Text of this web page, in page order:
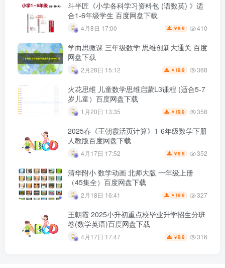
斗半匠《小学各科学习资料包 (语数英) 》适
合1-6年级学生 百度网盘下载
4月8日 17:00 ￥9.9 410
学而思微课 三年级数学 思维创新大通关 百度
网盘下载
2月28日 15:12 ￥ 19.9 368
火花思维 儿童数学思维启蒙L3课程 (适合5-7
岁儿童）百度网盘下载
1月20日 13:35 ￥ 19.9 358
2025春《王朝霞活页计算》1-6年级数学下册
人教版百度网盘下载
4月17日 17:52 ￥9.9 352
清华附小 数学动画 北师大版 一年级上册
（45集全）百度网盘下载
2月18日 16:41 ￥ 19.9 327
王朝霞 2025小升初重点校毕业升学招生分班
卷(数学英语)百度网盘下载
4月17日 17:47 ￥9.9 316